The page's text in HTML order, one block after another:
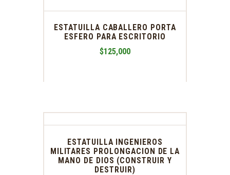
ESTATUILLA CABALLERO PORTA
ESFERO PARA ESCRITORIO
$125,000
ESTATUILLA INGENIEROS
MILITARES PROLONGACION DE LA
MANO DE DIOS (CONSTRUIR Y
DESTRUIR)